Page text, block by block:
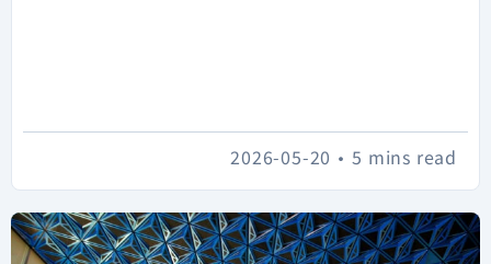
5 mins read
•
2026-05-20